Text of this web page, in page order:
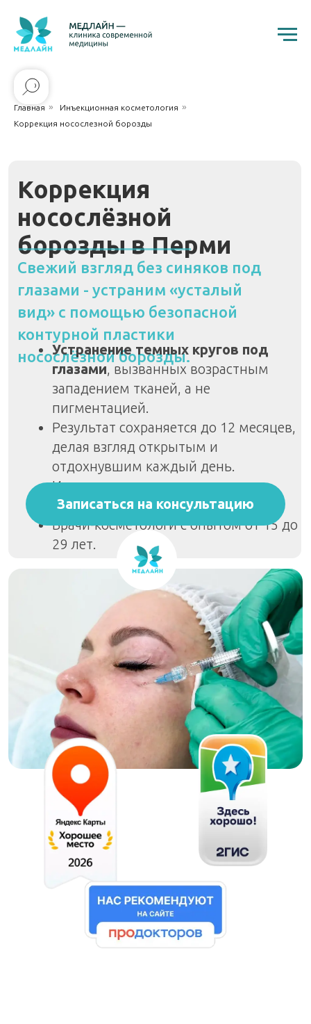
Главная » Инъекционная косметология »
Коррекция носослезной борозды
борозды в Перми
Свежий взгляд без синяков под
глазами - устраним «усталый
вид» с помощью безопасной
контурной пластики
носослёзной борозды.
глазами, вызванных возрастным
западением тканей, а не
пигментацией.
Результат сохраняется до 12 месяцев,
делая взгляд открытым и
отдохнувшим каждый день.
Используем только
сертифицированные филлеры.
Врачи-косметологи с опытом от 15 до
29 лет.
Записаться на консультацию
Коррекция носослёзных борозд
— это инъекционная
методика контурной пластики,
Контурная пластика
носослёзных борозд в
клинике МЕДЛАЙН